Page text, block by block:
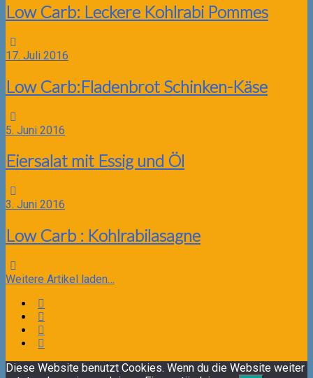
Low Carb: Leckere Kohlrabi Pommes
17. Juli 2016
Low Carb:Fladenbrot Schinken-Käse
5. Juni 2016
Eiersalat mit Essig und Öl
3. Juni 2016
Low Carb : Kohlrabilasagne
Weitere Artikel laden…
Diese Website benutzt Cookies. Wenn du die Website weiter